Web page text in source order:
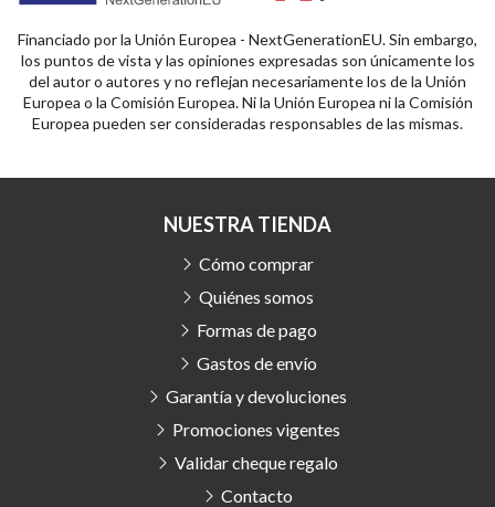
Financiado por la Unión Europea - NextGenerationEU. Sin embargo,
los puntos de vista y las opiniones expresadas son únicamente los
del autor o autores y no reflejan necesariamente los de la Unión
Europea o la Comisión Europea. Ni la Unión Europea ni la Comisión
Europea pueden ser consideradas responsables de las mismas.
NUESTRA TIENDA
Cómo comprar
Quiénes somos
Formas de pago
Gastos de envío
Garantía y devoluciones
Promociones vigentes
Validar cheque regalo
Contacto